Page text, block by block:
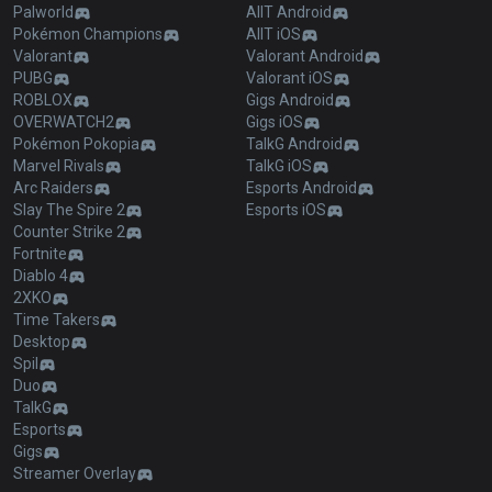
Palworld
Pokémon Champions
Valorant
PUBG
ROBLOX
OVERWATCH2
Pokémon Pokopia
Marvel Rivals
Arc Raiders
Slay The Spire 2
Counter Strike 2
Fortnite
Diablo 4
2XKO
Time Takers
Desktop
Spil
Duo
TalkG
Esports
Gigs
Streamer Overlay
AllT Android
AllT iOS
Valorant Android
Valorant iOS
Gigs Android
Gigs iOS
TalkG Android
TalkG iOS
Esports Android
Esports iOS